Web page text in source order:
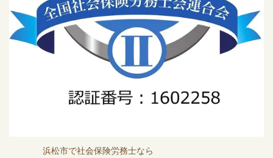
浜松市で社会保険労務士なら